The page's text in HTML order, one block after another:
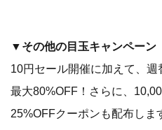
▼その他の目玉キャンペーン
10円セール開催に加えて、
最大80%OFF！さらに、
25%OFFクーポンも配布しま